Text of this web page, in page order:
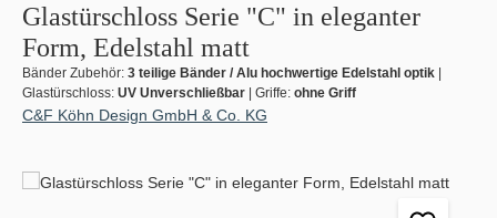
Durchschnittliche Bewertung von 0 von 5 Sternen
Glastürschloss Serie "C" in eleganter
Form, Edelstahl matt
Bänder Zubehör: 3 teilige Bänder / Alu hochwertige Edelstahl optik |
Glastürschloss: UV Unverschließbar | Griffe: ohne Griff
C&F Köhn Design GmbH & Co. KG
Bildergalerie überspringen